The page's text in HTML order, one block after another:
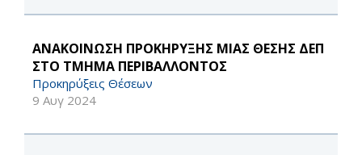
ΑΝΑΚΟΙΝΩΣΗ ΠΡΟΚΗΡΥΞΗΣ ΜΙΑΣ ΘΕΣΗΣ ΔΕΠ
ΣΤΟ ΤΜΗΜΑ ΠΕΡΙΒΑΛΛΟΝΤΟΣ
Προκηρύξεις Θέσεων
9 Αυγ 2024